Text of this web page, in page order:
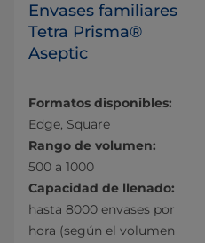
Envases familiares
Tetra Prisma®
Aseptic
Formatos disponibles:
Edge, Square
Rango de volumen:
500 a 1000
Capacidad de llenado:
hasta 8000 envases por
hora (según el volumen